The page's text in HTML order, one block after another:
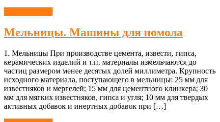
Мельницы. Машины для помола
1. Мельницы При производстве цемента, извести, гипса,
керамических изделий и т.п. материалы измельчаются до
частиц размером менее десятых долей миллиметра. Крупность
исходного материала, поступающего в мельницы: 25 мм для
известняков и мергелей; 15 мм для цементного клинкера; 30
мм для мягких известняков, гипса и угля; 10 мм для твердых
активных добавок и инертных добавок при […]